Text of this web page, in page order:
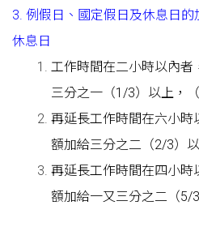
3. 例假日、國定假日及休息日的
休息日
工作時間在二小時以內
三分之一（1/3）以上，
再延長工作時間在六小時
額加給三分之二（2/3）
再延長工作時間在四小時
額加給一又三分之二（5/